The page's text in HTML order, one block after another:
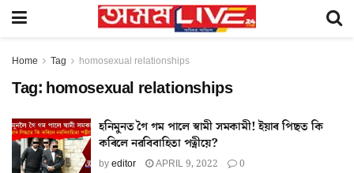
Home Tag homosexual relationships
Tag: homosexual relationships
হনিমুনত গৈ গম পালে স্বামী সমকামী! ইয়াৰ পিছত কি
কৰিলে নৱবিবাহিতা পত্নীয়ে?
byeditor APRIL 9, 2022 0